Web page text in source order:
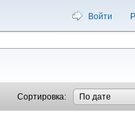
Войти
Сортировка: